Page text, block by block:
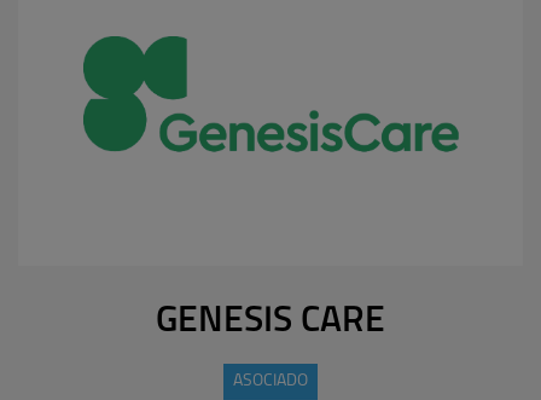
GENESIS CARE
ASOCIADO